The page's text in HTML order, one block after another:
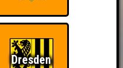
Dresden